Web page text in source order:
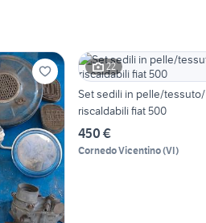
22
Set sedili in pelle/tessuto/
riscaldabili fiat 500
450 €
Cornedo Vicentino(VI)